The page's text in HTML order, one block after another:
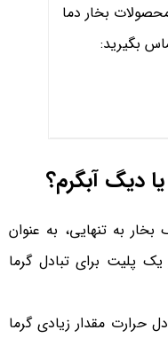
بخار دما
بگیرید:
به تنهایی، به عنوان
پلیت برای تبادل گرما
حرارت مقدار زیادی گرما